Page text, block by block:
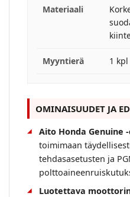
Materiaali
Myyntierä 1 kpl
OMINAISUUDET JA
Aito Honda Genuine
toimimaan
tehdasasetusten ja
Luotettava